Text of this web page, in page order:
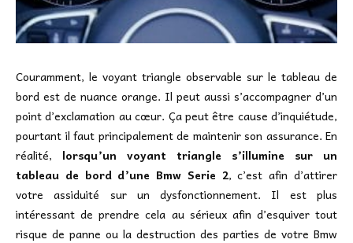
Couramment, le voyant triangle observable sur le tableau de
bord est de nuance orange. Il peut aussi s’accompagner d’un
point d’exclamation au cœur. Ça peut être cause d’inquiétude,
pourtant il faut principalement de maintenir son assurance. En
réalité, lorsqu’un voyant triangle s’illumine sur un
tableau de bord d’une Bmw Serie 2, c’est afin d’attirer
votre assiduité sur un dysfonctionnement. Il est plus
intéressant de prendre cela au sérieux afin d’esquiver tout
risque de panne ou la destruction des parties de votre Bmw